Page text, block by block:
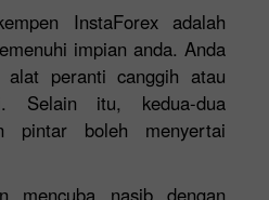
InstaForex adalah
impian anda. Anda
alat peranti canggih atau
Selain itu, kedua-dua
pintar boleh menyertai
nasib dengan